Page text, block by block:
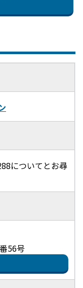
についてとお尋
56号